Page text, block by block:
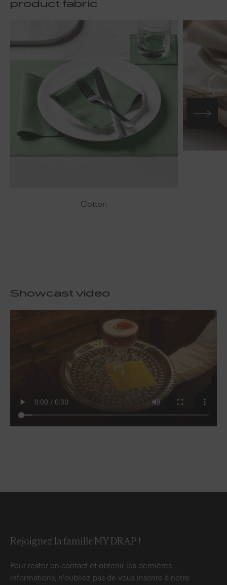
product fabric
Cotton
Showcast video
Rejoignez la famille MY DRAP !
Pour rester en contact et obtenir les dernières
informations, n'oubliez pas de vous inscrire à notre